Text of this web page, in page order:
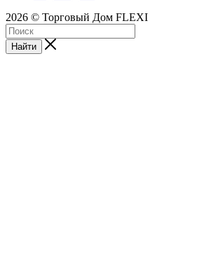
2026 © Торговый Дом FLEXI
Найти